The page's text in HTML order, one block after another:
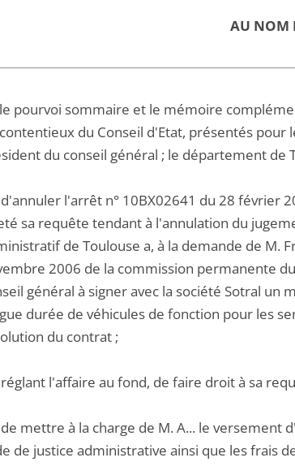
AU NOM
pourvoi sommaire et le mémoire
du Conseil d'Etat, présentés
du conseil général ; le département de
d'annuler l'arrêt n° 10BX02641 du 28 février
sa requête tendant à l'annulation du
de Toulouse a, à la demande de M.
2006 de la commission permanente
général à signer avec la société Sotral un
durée de véhicules de fonction pour les
du contrat ;
réglant l'affaire au fond, de faire droit à sa
de mettre à la charge de M. A... le
de justice administrative ainsi que les frais